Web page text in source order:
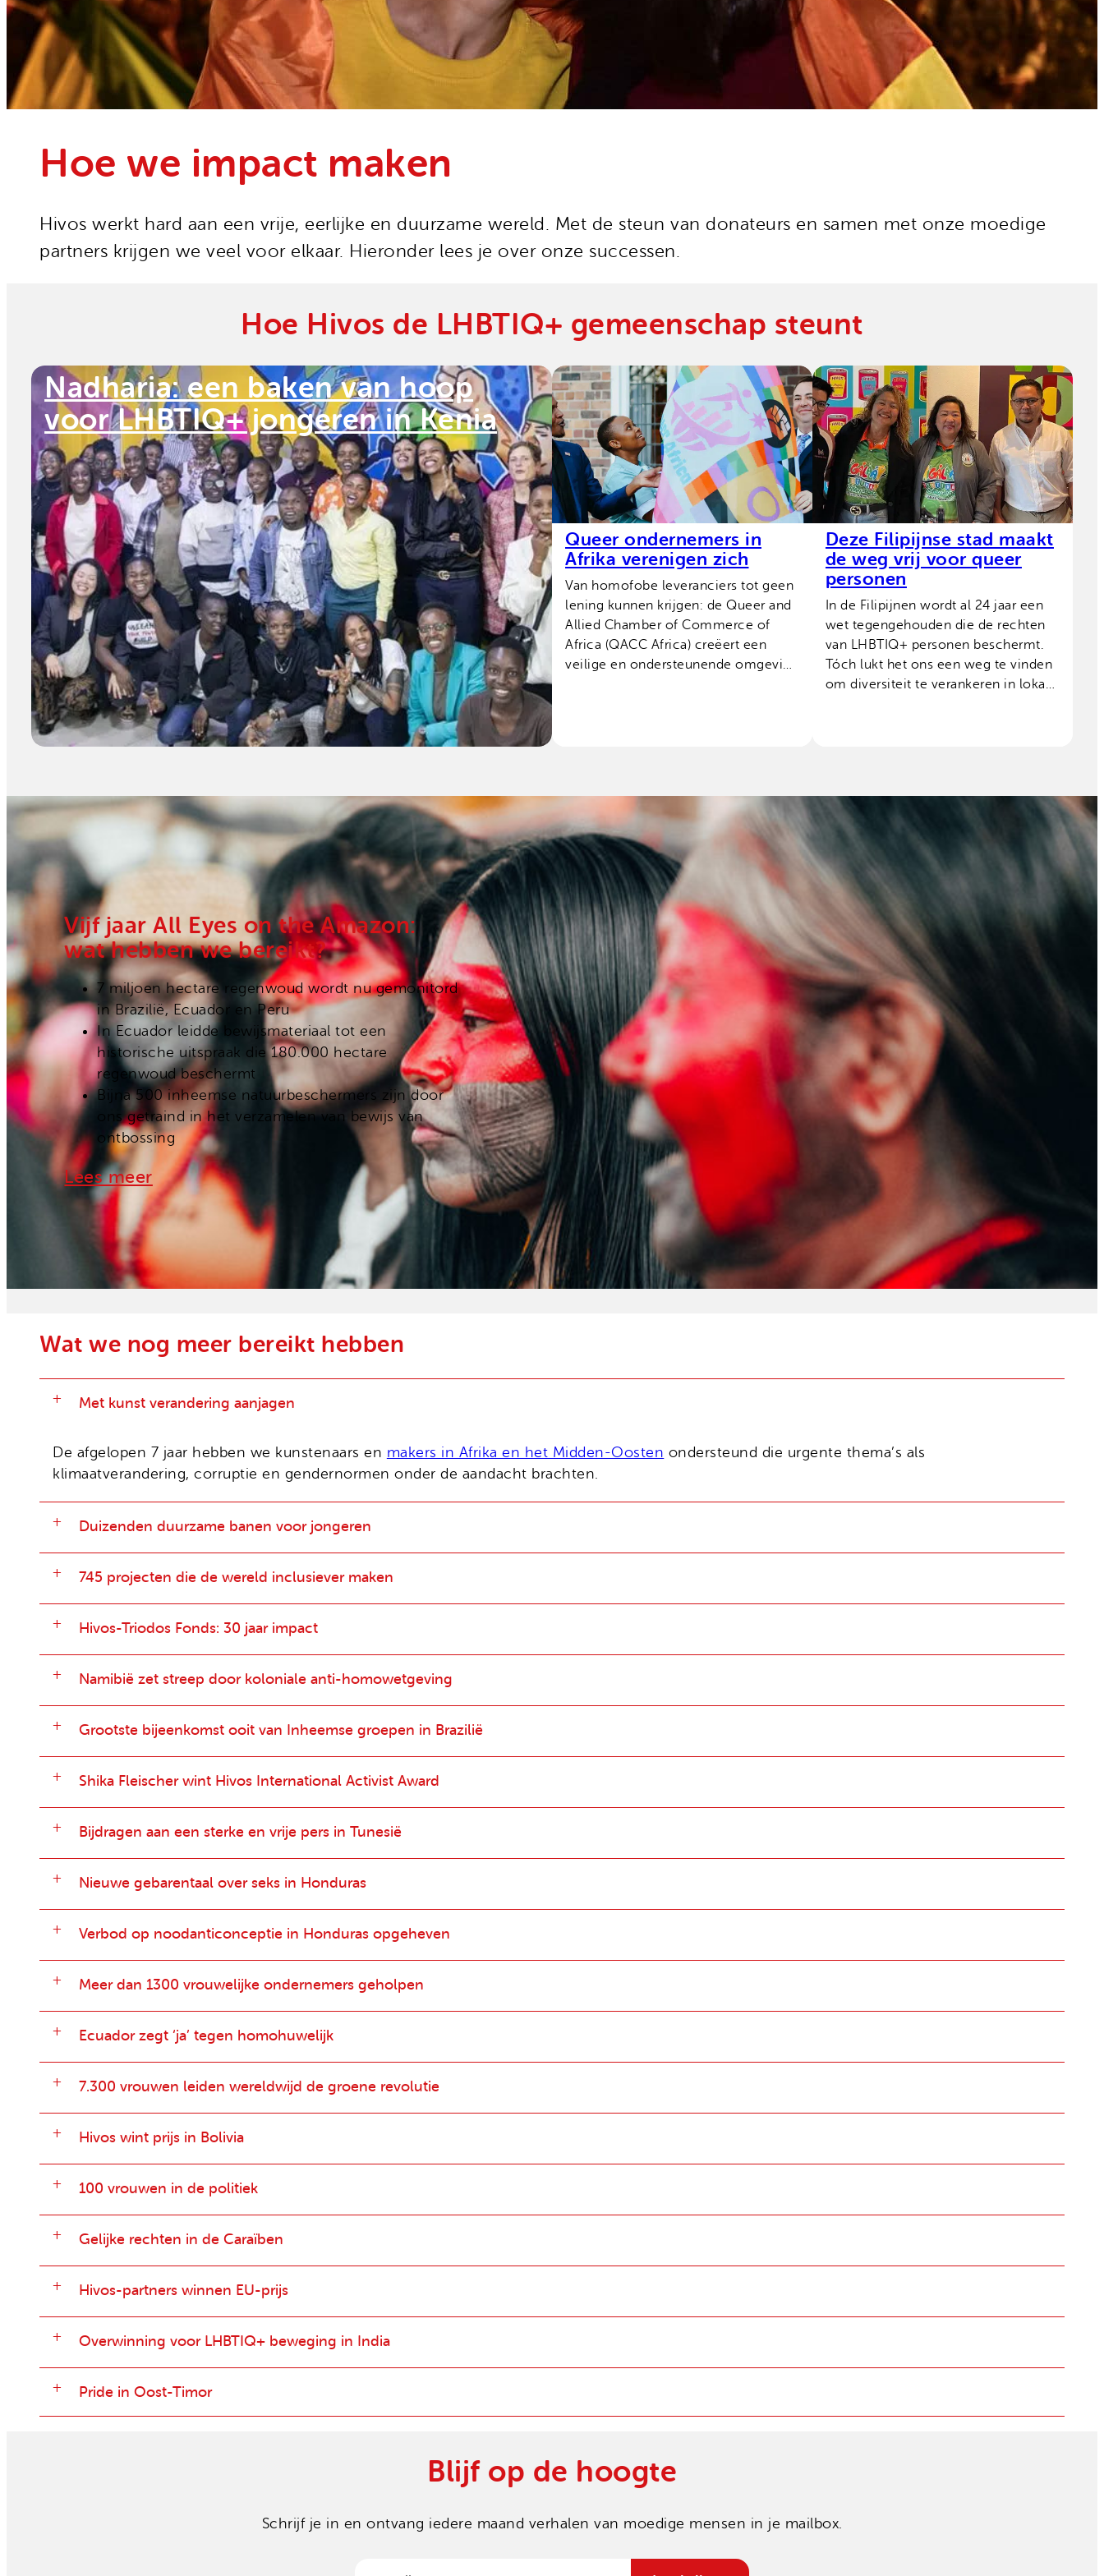
Hoe we impact maken
Hivos werkt hard aan een vrije, eerlijke en duurzame wereld. Met de steun van donateurs en samen met onze moedige
partners krijgen we veel voor elkaar. Hieronder lees je over onze successen.
Hoe Hivos de LHBTIQ+ gemeenschap steunt
Nadharia: een baken van hoop
voor LHBTIQ+ jongeren in Kenia
Queer ondernemers in
Afrika verenigen zich
Van homofobe leveranciers tot geen
lening kunnen krijgen: de Queer and
Allied Chamber of Commerce of
Africa (QACC Africa) creëert een
veilige en ondersteunende omgeving
Deze Filipijnse stad maakt
de weg vrij voor queer
personen
In de Filipijnen wordt al 24 jaar een
wet tegengehouden die de rechten
van LHBTIQ+ personen beschermt.
Tóch lukt het ons een weg te vinden
om diversiteit te verankeren in lokaal
Vijf jaar All Eyes on the Amazon:
wat hebben we bereikt?
7 miljoen hectare regenwoud wordt nu gemonitord
in Brazilië, Ecuador en Peru
In Ecuador leidde bewijsmateriaal tot een
historische uitspraak die 180.000 hectare
regenwoud beschermt
Bijna 500 inheemse natuurbeschermers zijn door
ons getraind in het verzamelen van bewijs van
ontbossing
Lees meer
Wat we nog meer bereikt hebben
Met kunst verandering aanjagen
De afgelopen 7 jaar hebben we kunstenaars en makers in Afrika en het Midden-Oosten ondersteund die urgente thema’s als
klimaatverandering, corruptie en gendernormen onder de aandacht brachten.
Duizenden duurzame banen voor jongeren
745 projecten die de wereld inclusiever maken
Hivos-Triodos Fonds: 30 jaar impact
Namibië zet streep door koloniale anti-homowetgeving
Grootste bijeenkomst ooit van Inheemse groepen in Brazilië
Shika Fleischer wint Hivos International Activist Award
Bijdragen aan een sterke en vrije pers in Tunesië
Nieuwe gebarentaal over seks in Honduras
Verbod op noodanticonceptie in Honduras opgeheven
Meer dan 1300 vrouwelijke ondernemers geholpen
Ecuador zegt ‘ja’ tegen homohuwelijk
7.300 vrouwen leiden wereldwijd de groene revolutie
Hivos wint prijs in Bolivia
100 vrouwen in de politiek
Gelijke rechten in de Caraïben
Hivos-partners winnen EU-prijs
Overwinning voor LHBTIQ+ beweging in India
Pride in Oost-Timor
Blijf op de hoogte
Schrijf je in en ontvang iedere maand verhalen van moedige mensen in je mailbox.
Hivos in je testament
Moedige mensen
Noodfonds voor activisten
Onze organisatie
Onze successen
Jaarverslag
Veelgestelde vragen